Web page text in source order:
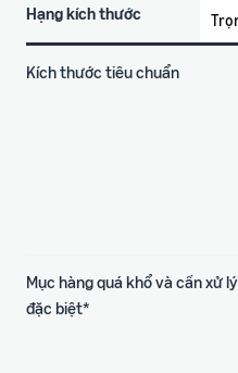
Hạng kích thước
Kích thước tiêu chuẩn
Mục hàng quá khổ và cần xử lý
đặc biệt*